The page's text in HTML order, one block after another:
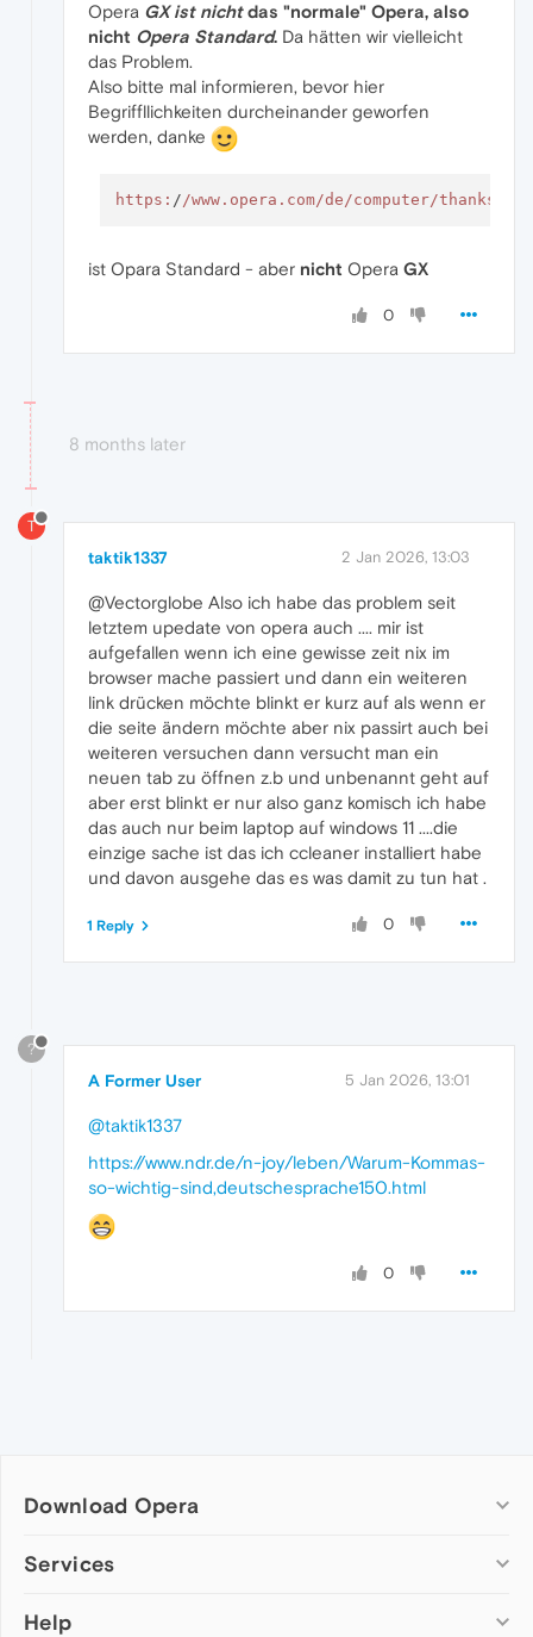
Opera GX ist nichtdas "normale" Opera, also
nicht Opera Standard. Da hätten wir vielleicht
das Problem.
Also bitte mal informieren, bevor hier
Begriffllichkeiten durcheinander geworfen
werden, danke
https: //www.opera.com/de/computer/thanks
ist Opara Standard - aber nicht Opera GX
0
8 months later
T
taktik1337 2 Jan 2026, 13:03
@Vectorglobe Also ich habe das problem seit
letztem upedate von opera auch .... mir ist
aufgefallen wenn ich eine gewisse zeit nix im
browser mache passiert und dann ein weiteren
link drücken möchte blinkt er kurz auf als wenn er
die seite ändern möchte aber nix passirt auch bei
weiteren versuchen dann versucht man ein
neuen tab zu öffnen z.b und unbenannt geht auf
aber erst blinkt er nur also ganz komisch ich habe
das auch nur beim laptop auf windows 11 ....die
einzige sache ist das ich ccleaner installiert habe
und davon ausgehe das es was damit zu tun hat .
0
1 Reply
?
A Former User 5 Jan 2026, 13:01
@taktik1337
https://www.ndr.de/n-joy/leben/Warum-Kommas-
so-wichtig-sind,deutschesprache150.html
0
Download Opera
Computer browsers
Opera for Mac
Services
Add-ons
Help